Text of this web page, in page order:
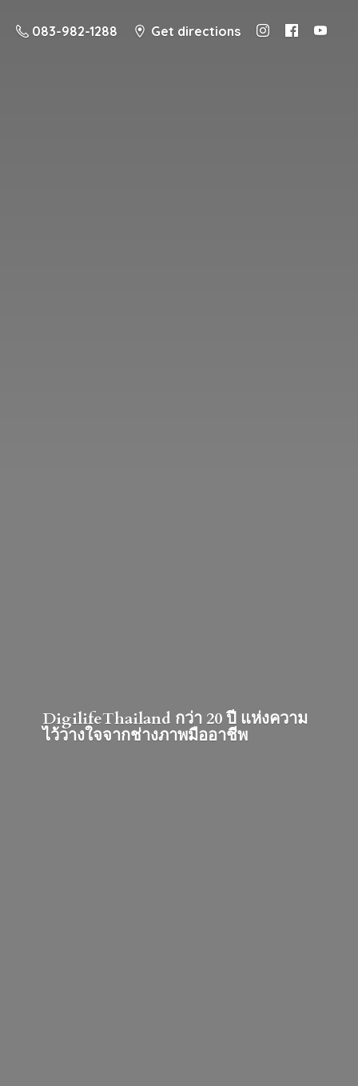
083-982-1288 Get directions
DigilifeThailand กว่า 20 ปี แห่งความ
ไว้วางใจจากช่างภาพมืออาชีพ